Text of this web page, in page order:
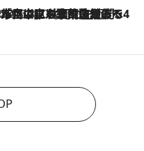
CHOICE
2026.8.7
「立川にも歌舞伎があるんだよ」 片岡仁左衛門・市川中車ら豪華座組みで4年目の立川立飛歌舞伎へ